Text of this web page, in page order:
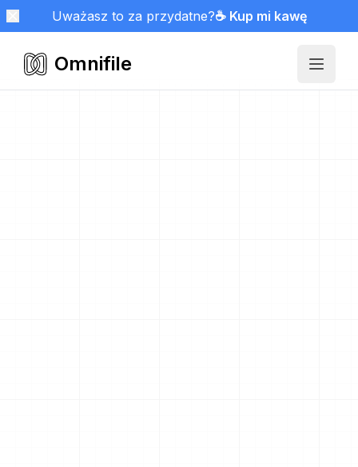
Uważasz to za przydatne?☕ Kup mi kawę
Omnifile